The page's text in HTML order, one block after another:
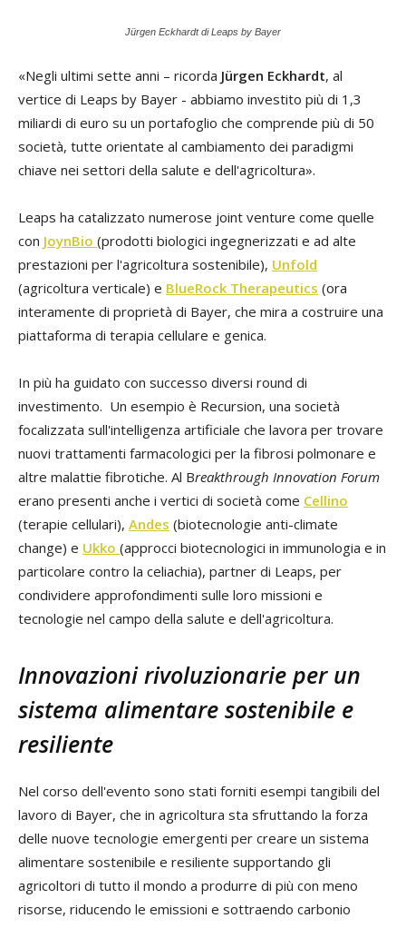
Jürgen Eckhardt di Leaps by Bayer
«Negli ultimi sette anni – ricorda Jürgen Eckhardt, al
vertice di Leaps by Bayer - abbiamo investito più di 1,3
miliardi di euro su un portafoglio che comprende più di 50
società, tutte orientate al cambiamento dei paradigmi
chiave nei settori della salute e dell'agricoltura».
Leaps ha catalizzato numerose joint venture come quelle
con JoynBio (prodotti biologici ingegnerizzati e ad alte
prestazioni per l'agricoltura sostenibile), Unfold
(agricoltura verticale) e BlueRock Therapeutics (ora
interamente di proprietà di Bayer, che mira a costruire una
piattaforma di terapia cellulare e genica.
In più ha guidato con successo diversi round di
investimento. Un esempio è Recursion, una società
focalizzata sull'intelligenza artificiale che lavora per trovare
nuovi trattamenti farmacologici per la fibrosi polmonare e
altre malattie fibrotiche. Al Breakthrough Innovation Forum
erano presenti anche i vertici di società come Cellino
(terapie cellulari), Andes (biotecnologie anti-climate
change) e Ukko (approcci biotecnologici in immunologia e in
particolare contro la celiachia), partner di Leaps, per
condividere approfondimenti sulle loro missioni e
tecnologie nel campo della salute e dell'agricoltura.
Innovazioni rivoluzionarie per un
sistema alimentare sostenibile e
resiliente
Nel corso dell'evento sono stati forniti esempi tangibili del
lavoro di Bayer, che in agricoltura sta sfruttando la forza
delle nuove tecnologie emergenti per creare un sistema
alimentare sostenibile e resiliente supportando gli
agricoltori di tutto il mondo a produrre di più con meno
risorse, riducendo le emissioni e sottraendo carbonio